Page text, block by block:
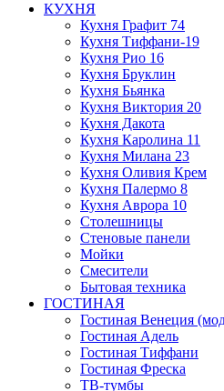
КУХНЯ
Кухня Графит 74
Кухня Тиффани-19
Кухня Рио 16
Кухня Бруклин
Кухня Бьянка
Кухня Виктория 20
Кухня Дакота
Кухня Каролина 11
Кухня Милана 23
Кухня Оливия Крем
Кухня Палермо 8
Кухня Аврора 10
Столешницы
Стеновые панели
Мойки
Смесители
Бытовая техника
ГОСТИНАЯ
Гостиная Венеция
Гостиная Адель
Гостиная Тиффани
Гостиная Фреска
ТВ-тумбы